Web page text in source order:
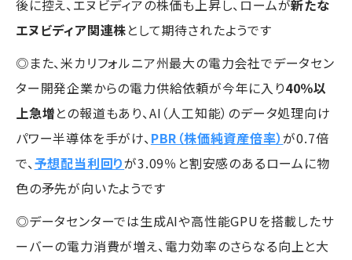
後に控え、エヌビディアの株価も上昇し、ロームが新たな
エヌビディア関連株として期待されたようです
◎また、米カリフォルニア州最大の電力会社でデータセン
ター開発企業からの電力供給依頼が今年に入り40％以
上急増との報道もあり、AI（人工知能）のデータ処理向け
パワー半導体を手がけ、PBR（株価純資産倍率）が0.7倍
で、予想配当利回りが3.09％と割安感のあるロームに物
色の矛先が向いたようです
◎データセンターでは生成AIや高性能GPUを搭載したサ
ーバーの電力消費が増え、電力効率のさらなる向上と大